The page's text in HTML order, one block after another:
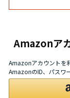
Amazonア
Amazonアカウントを
AmazonのID、パスワ